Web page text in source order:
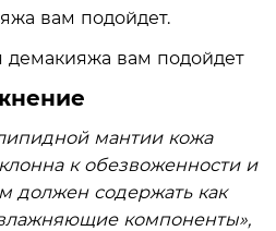
вам подойдет.
мантии кожа
к обезвоженности и
должен содержать как
компоненты»,